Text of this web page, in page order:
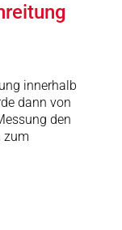
innerhalb
dann von
den
zum